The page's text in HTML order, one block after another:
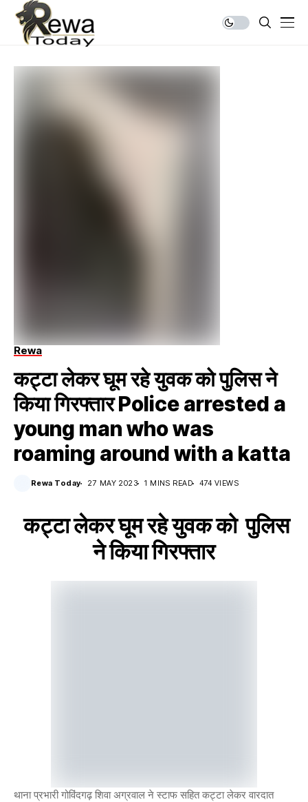
Rewa
कट्टा लेकर घूम रहे युवक को पुलिस ने
किया गिरफ्तार Police arrested a
young man who was
roaming around with a katta
Rewa Today 27 MAY 2023 1 MINS READ 474 VIEWS
कट्टा लेकर घूम रहे युवक को पुलिस
ने किया गिरफ्तार
थाना प्रभारी गोविंदगढ़ शिवा अग्रवाल ने स्टाफ सहित कट्टा लेकर वारदात